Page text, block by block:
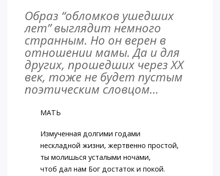
Образ “обломков ушедших
лет” выглядит немного
странным. Но он верен в
отношении мамы. Да и для
других, прошедших через XX
век, тоже не будет пустым
поэтическим словцом…
МАТЬ
Измученная долгими годами
нескладной жизни, жертвенно простой,
ты молишься усталыми ночами,
чтоб дал нам Бог достаток и покой.